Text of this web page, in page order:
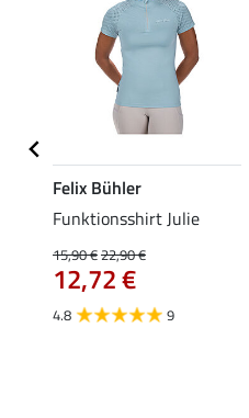
Felix Bühler
Funktionsshirt Julie
15,90 €22,90 €
12,72 €
4.8 9